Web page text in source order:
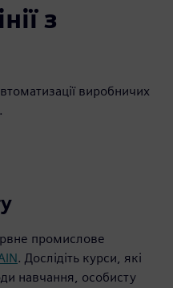
з
виробничих
промислове
. Дослідіть курси, які
навчання, особисту